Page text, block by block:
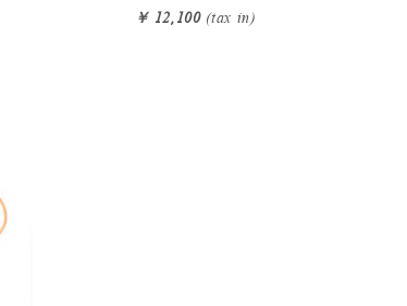
￥ 12,100(tax in)